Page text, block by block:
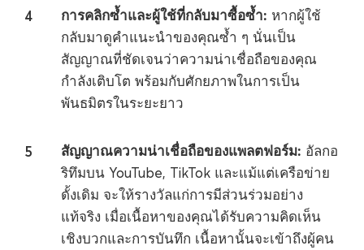
การคลิกซ้ำและผู้ใช้ที่กลับมาซื้อซ้ำ: หากผู้ใช้
กลับมาดูคำแนะนำของคุณซ้ำ ๆ นั่นเป็น
สัญญาณที่ชัดเจนว่าความน่าเชื่อถือของคุณ
กำลังเติบโต พร้อมกับศักยภาพในการเป็น
พันธมิตรในระยะยาว
สัญญาณความน่าเชื่อถือของแพลตฟอร์ม: อัลกอ
ริทึมบน YouTube, TikTok และแม้แต่เครือข่าย
ดั้งเดิม จะให้รางวัลแก่การมีส่วนร่วมอย่าง
แท้จริง เมื่อเนื้อหาของคุณได้รับความคิดเห็น
เชิงบวกและการบันทึก เนื้อหานั้นจะเข้าถึงผู้คน